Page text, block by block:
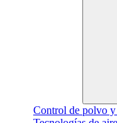
Control de polvo y